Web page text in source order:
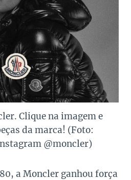
Clique na imagem e
da marca! (Foto:
@moncler)
a Moncler ganhou força